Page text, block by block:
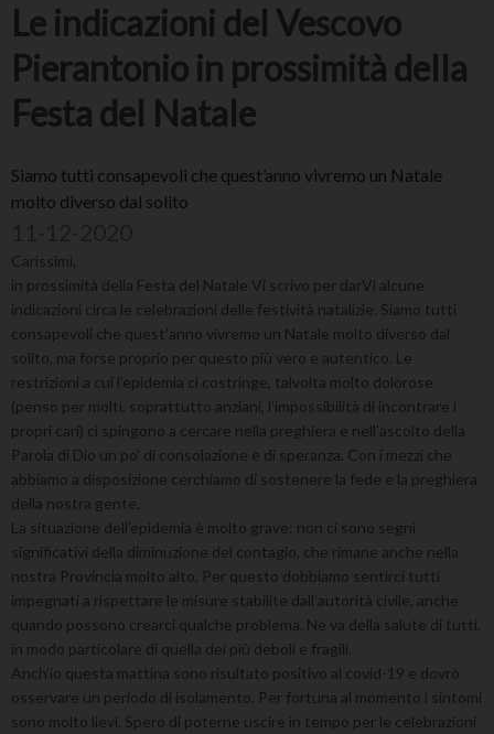
Le indicazioni del Vescovo
Pierantonio in prossimità della
Festa del Natale
Siamo tutti consapevoli che quest’anno vivremo un Natale
molto diverso dal solito
Carissimi,
in prossimità della Festa del Natale Vi scrivo per darVi alcune
indicazioni circa le celebrazioni delle festività natalizie. Siamo tutti
consapevoli che quest’anno vivremo un Natale molto diverso dal
solito, ma forse proprio per questo più vero e autentico. Le
restrizioni a cui l’epidemia ci costringe, talvolta molto dolorose
(penso per molti, soprattutto anziani, l’impossibilità di incontrare i
propri cari) ci spingono a cercare nella preghiera e nell’ascolto della
Parola di Dio un po’ di consolazione e di speranza. Con i mezzi che
abbiamo a disposizione cerchiamo di sostenere la fede e la preghiera
della nostra gente.
La situazione dell’epidemia è molto grave: non ci sono segni
significativi della diminuzione del contagio, che rimane anche nella
nostra Provincia molto alto. Per questo dobbiamo sentirci tutti
impegnati a rispettare le misure stabilite dall’autorità civile, anche
quando possono crearci qualche problema. Ne va della salute di tutti,
in modo particolare di quella dei più deboli e fragili.
Anch’io questa mattina sono risultato positivo al covid-19 e dovrò
osservare un periodo di isolamento. Per fortuna al momento i sintomi
sono molto lievi. Spero di poterne uscire in tempo per le celebrazioni